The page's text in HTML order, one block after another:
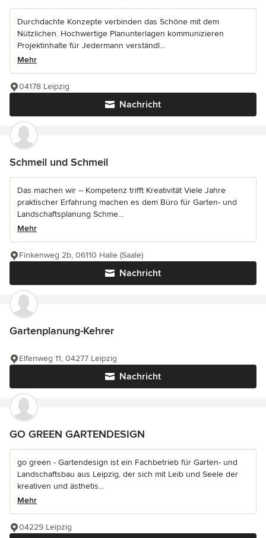
Durchdachte Konzepte verbinden das Schöne mit dem
Nützlichen. Hochwertige Planunterlagen kommunizieren
Projektinhalte für Jedermann verständl...
Mehr
Nachricht
04178 Leipzig
Schmeil und Schmeil
Das machen wir – Kompetenz trifft Kreativität Viele Jahre
praktischer Erfahrung machen es dem Büro für Garten- und
Landschaftsplanung Schme...
Mehr
Nachricht
Finkenweg 2b, 06110 Halle (Saale)
Gartenplanung-Kehrer
Nachricht
Elfenweg 11, 04277 Leipzig
GO GREEN GARTENDESIGN
go green - Gartendesign ist ein Fachbetrieb für Garten- und
Landschaftsbau aus Leipzig, der sich mit Leib und Seele der
kreativen und ästhetis...
Mehr
04229 Leipzig